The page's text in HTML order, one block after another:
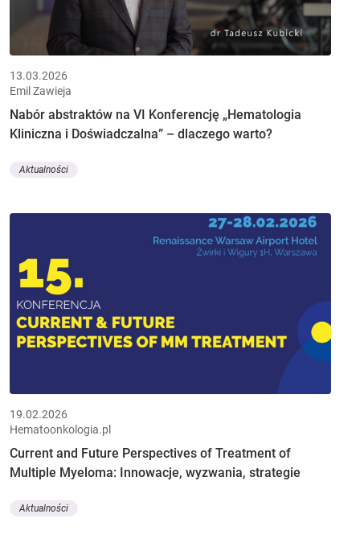
13.03.2026
Emil Zawieja
Nabór abstraktów na VI Konferencję „Hematologia
Kliniczna i Doświadczalna” – dlaczego warto?
Aktualności
19.02.2026
Hematoonkologia.pl
Current and Future Perspectives of Treatment of
Multiple Myeloma: Innowacje, wyzwania, strategie
Aktualności